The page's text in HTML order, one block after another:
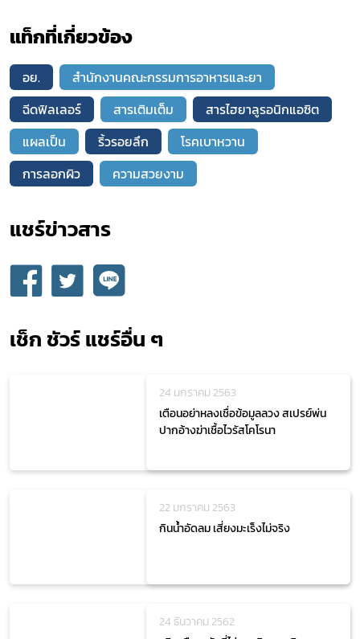
แท็กที่เกี่ยวข้อง
อย.
สำนักงานคณะกรรมการอาหารและยา
ฉีดฟิลเลอร์
สารเติมเต็ม
สารไฮยาลูรอนิกแอซิต
แผลเป็น
ริ้วรอยลึก
โรคเบาหวาน
การลอกผิว
ความสวยงาม
แชร์ข่าวสาร​
เช็ก ชัวร์ แชร์อื่น ๆ
24 มกราคม 2563
เตือนอย่าหลงเชื่อข้อมูลลวง สเปรย์พ่น
ปากอ้างฆ่าเชื้อไวรัสโคโรนา
22 มกราคม 2563
กินน้ำอัดลม เสี่ยงมะเร็งไม่จริง
24 ธันวาคม 2562